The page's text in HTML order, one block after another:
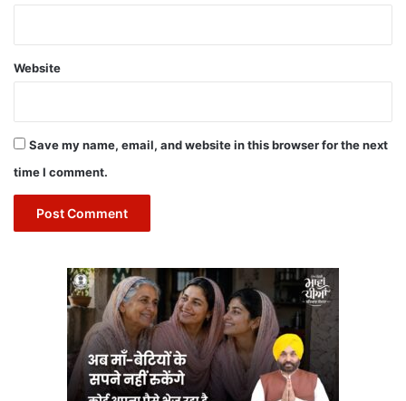
Website
Save my name, email, and website in this browser for the next
time I comment.